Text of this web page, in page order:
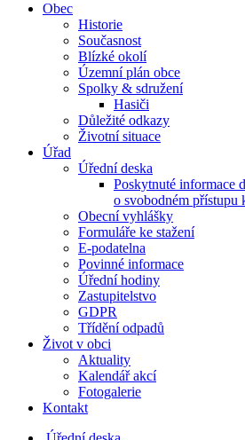
Obec
Historie
Současnost
Blízké okolí
Územní plán obce
Spolky & sdružení
Hasiči
Důležité odkazy
Životní situace
Úřad
Úřední deska
Poskytnuté informace
o svobodném přístupu
Obecní vyhlášky
Formuláře ke stažení
E-podatelna
Povinné informace
Úřední hodiny
Zastupitelstvo
GDPR
Třídění odpadů
Život v obci
Aktuality
Kalendář akcí
Fotogalerie
Kontakt